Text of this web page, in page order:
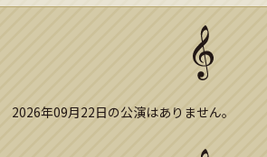
2026年09月22日の公演はありません。